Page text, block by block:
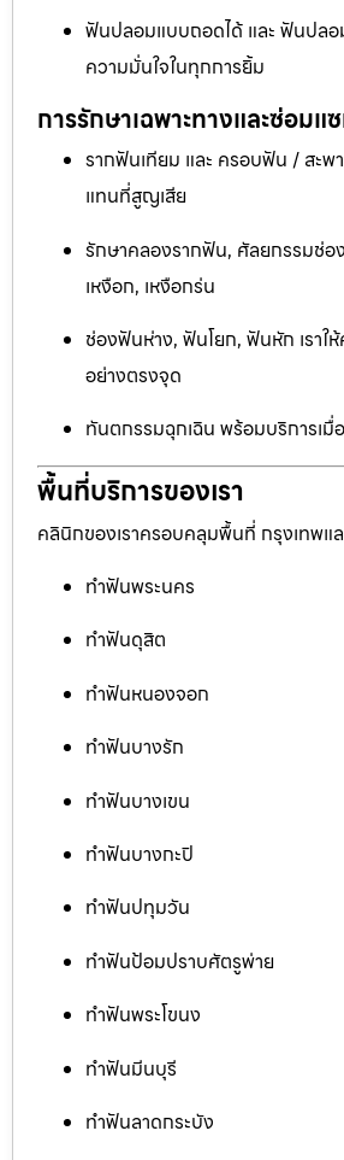
ฟันปลอมแบบถอดได้ และ ฟันปลอ
ความมั่นใจในทุกการยิ้ม
การรักษาเฉพาะทางและซ่อมแ
รากฟันเทียม และ ครอบฟัน / สะ
แทนที่สูญเสีย
รักษาคลองรากฟัน, ศัลยกรรมช่อ
เหงือก, เหงือกร่น
ช่องฟันห่าง, ฟันโยก, ฟันหัก เราใ
อย่างตรงจุด
ทันตกรรมฉุกเฉิน พร้อมบริการเมื่
พื้นที่บริการของเรา
คลินิกของเราครอบคลุมพื้นที่ กรุงเทพ
ทำฟันพระนคร
ทำฟันดุสิต
ทำฟันหนองจอก
ทำฟันบางรัก
ทำฟันบางเขน
ทำฟันบางกะปิ
ทำฟันปทุมวัน
ทำฟันป้อมปราบศัตรูพ่าย
ทำฟันพระโขนง
ทำฟันมีนบุรี
ทำฟันลาดกระบัง